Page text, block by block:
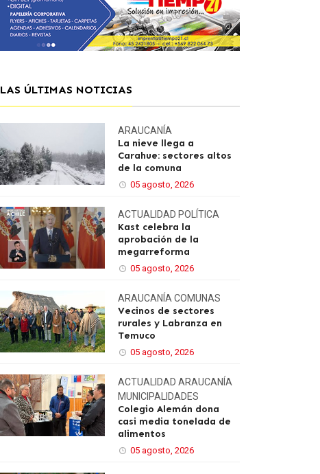
LAS ÚLTIMAS NOTICIAS
ARAUCANÍA
La nieve llega a
Carahue: sectores altos
de la comuna
05 agosto, 2026
ACTUALIDAD POLÍTICA
Kast celebra la
aprobación de la
megarreforma
05 agosto, 2026
ARAUCANÍA COMUNAS
Vecinos de sectores
rurales y Labranza en
Temuco
05 agosto, 2026
ACTUALIDAD ARAUCANÍA
MUNICIPALIDADES
Colegio Alemán dona
casi media tonelada de
alimentos
05 agosto, 2026